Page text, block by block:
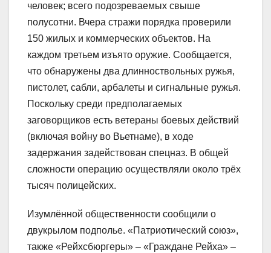
человек; всего подозреваемых свыше
полусотни. Вчера стражи порядка проверили
150 жилых и коммерческих объектов. На
каждом третьем изъято оружие. Сообщается,
что обнаружены два длинноствольных ружья,
пистолет, сабли, арбалеты и сигнальные ружья.
Поскольку среди предполагаемых
заговорщиков есть ветераны боевых действий
(включая войну во Вьетнаме), в ходе
задержания задействован спецназ. В общей
сложности операцию осуществляли около трёх
тысяч полицейских.
Изумлённой общественности сообщили о
двукрылом подполье. «Патриотический союз»,
также «Рейхсбюргеры» – «Граждане Рейха» –